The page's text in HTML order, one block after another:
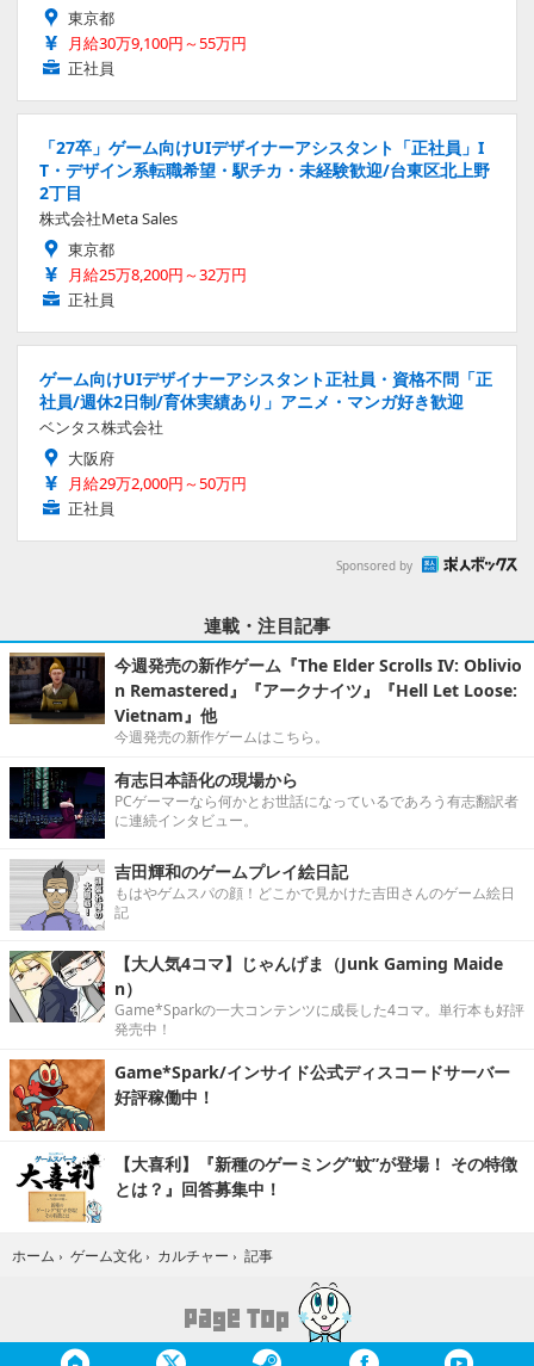
東京都
月給30万9,100円～55万円
正社員
「27卒」ゲーム向けUIデザイナーアシスタント「正社員」I
T・デザイン系転職希望・駅チカ・未経験歓迎/台東区北上野
2丁目
株式会社Meta Sales
東京都
月給25万8,200円～32万円
正社員
ゲーム向けUIデザイナーアシスタント正社員・資格不問「正
社員/週休2日制/育休実績あり」アニメ・マンガ好き歓迎
ベンタス株式会社
大阪府
月給29万2,000円～50万円
正社員
Sponsored by
連載・注目記事
今週発売の新作ゲーム『The Elder Scrolls IV: Oblivio
n Remastered』『アークナイツ』『Hell Let Loose:
Vietnam』他
今週発売の新作ゲームはこちら。
有志日本語化の現場から
PCゲーマーなら何かとお世話になっているであろう有志翻訳者
に連続インタビュー。
吉田輝和のゲームプレイ絵日記
もはやゲムスパの顔！どこかで見かけた吉田さんのゲーム絵日
記
【大人気4コマ】じゃんげま（Junk Gaming Maide
n）
Game*Sparkの一大コンテンツに成長した4コマ。単行本も好評
発売中！
Game*Spark/インサイド公式ディスコードサーバー
好評稼働中！
【大喜利】『新種のゲーミング“蚊”が登場！ その特徴
とは？』回答募集中！
ホーム › ゲーム文化 › カルチャー › 記事